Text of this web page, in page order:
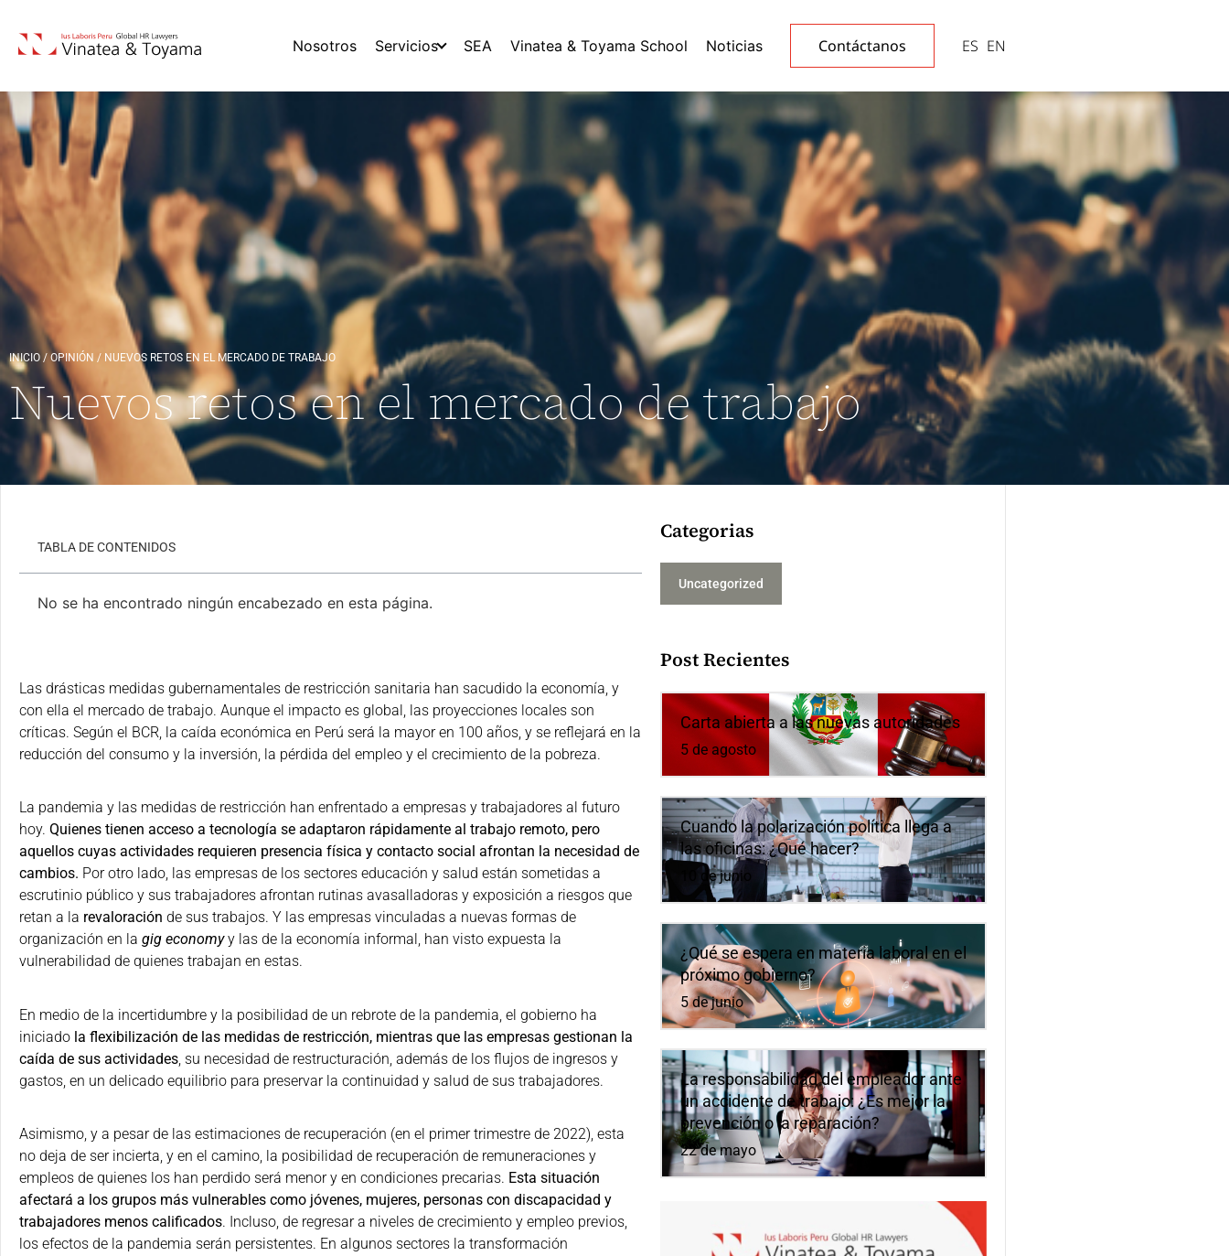
Nosotros Servicios SEA Vinatea & Toyama School Noticias Contáctanos ES EN
INICIO /OPINIÓN / NUEVOS RETOS EN EL MERCADO DE TRABAJO
Nuevos retos en el mercado de trabajo
TABLA DE CONTENIDOS
No se ha encontrado ningún encabezado en esta página.
Las drásticas medidas gubernamentales de restricción sanitaria han sacudido la economía, y
con ella el mercado de trabajo. Aunque el impacto es global, las proyecciones locales son
críticas. Según el BCR, la caída económica en Perú será la mayor en 100 años, y se reflejará en la
reducción del consumo y la inversión, la pérdida del empleo y el crecimiento de la pobreza.
La pandemia y las medidas de restricción han enfrentado a empresas y trabajadores al futuro
hoy. Quienes tienen acceso a tecnología se adaptaron rápidamente al trabajo remoto, pero
aquellos cuyas actividades requieren presencia física y contacto social afrontan la necesidad de
cambios. Por otro lado, las empresas de los sectores educación y salud están sometidas a
escrutinio público y sus trabajadores afrontan rutinas avasalladoras y exposición a riesgos que
retan a la revaloración de sus trabajos. Y las empresas vinculadas a nuevas formas de
organización en la gig economy y las de la economía informal, han visto expuesta la
vulnerabilidad de quienes trabajan en estas.
En medio de la incertidumbre y la posibilidad de un rebrote de la pandemia, el gobierno ha
iniciado la flexibilización de las medidas de restricción, mientras que las empresas gestionan la
caída de sus actividades , su necesidad de restructuración, además de los flujos de ingresos y
gastos, en un delicado equilibrio para preservar la continuidad y salud de sus trabajadores.
Asimismo, y a pesar de las estimaciones de recuperación (en el primer trimestre de 2022), esta
no deja de ser incierta, y en el camino, la posibilidad de recuperación de remuneraciones y
empleos de quienes los han perdido será menor y en condiciones precarias. Esta situación
afectará a los grupos más vulnerables como jóvenes, mujeres, personas con discapacidad y
trabajadores menos calificados. Incluso, de regresar a niveles de crecimiento y empleo previos,
los efectos de la pandemia serán persistentes. En algunos sectores la transformación
Categorias
Uncategorized
Post Recientes
Carta abierta a las nuevas autoridades
5 de agosto
Cuando la polarización política llega a
las oficinas: ¿Qué hacer?
10 de junio
¿Qué se espera en materia laboral en el
próximo gobierno?
5 de junio
La responsabilidad del empleador ante
un accidente de trabajo: ¿Es mejor la
prevención o la reparación?
22 de mayo